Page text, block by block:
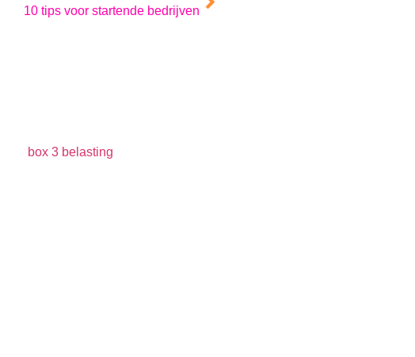
10 tips voor startende bedrijven